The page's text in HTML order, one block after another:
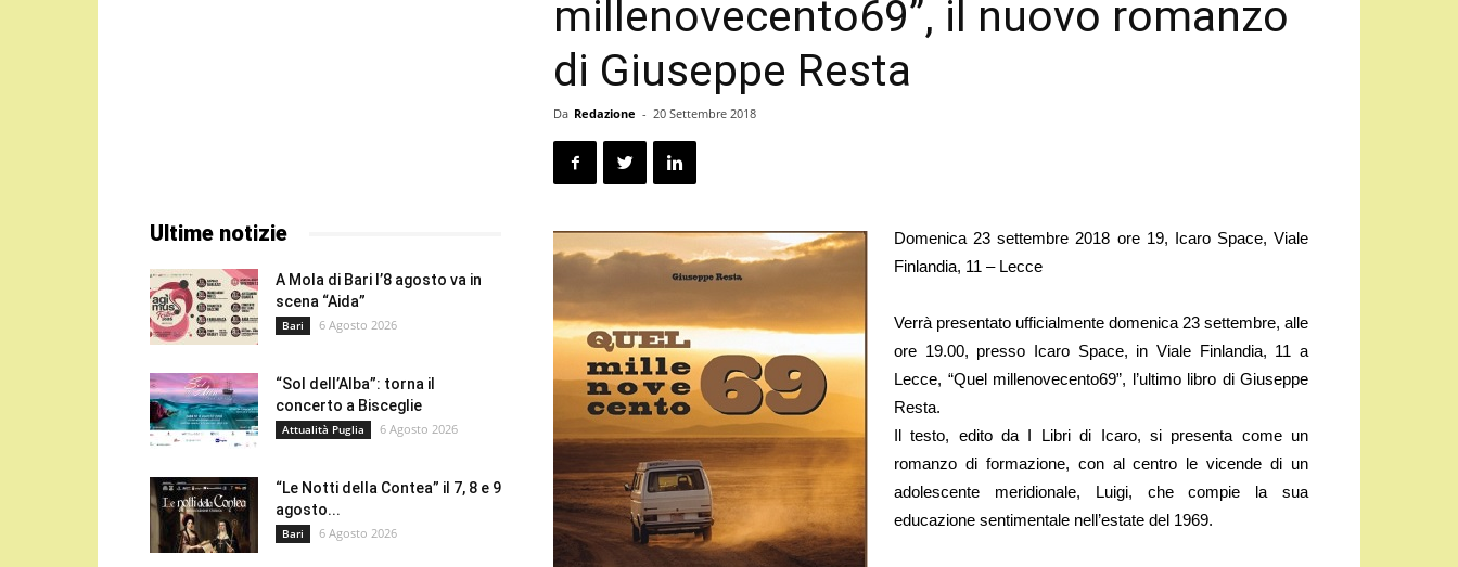
millenovecento69”, il nuovo romanzo
di Giuseppe Resta
Da Redazione - 20 Settembre 2018
Domenica 23 settembre 2018 ore 19, Icaro Space, Viale
Finlandia, 11 – Lecce
Verrà presentato ufficialmente domenica 23 settembre, alle
ore 19.00, presso Icaro Space, in Viale Finlandia, 11 a
Lecce, “Quel millenovecento69”, l’ultimo libro di Giuseppe
Resta.
Il testo, edito da I Libri di Icaro, si presenta come un
romanzo di formazione, con al centro le vicende di un
adolescente meridionale, Luigi, che compie la sua
educazione sentimentale nell’estate del 1969.
Ultime notizie
A Mola di Bari l’8 agosto va in
scena “Aida”
Bari 6 Agosto 2026
“Sol dell’Alba”: torna il
concerto a Bisceglie
Attualità Puglia 6 Agosto 2026
“Le Notti della Contea” il 7, 8 e 9
agosto...
Bari 6 Agosto 2026